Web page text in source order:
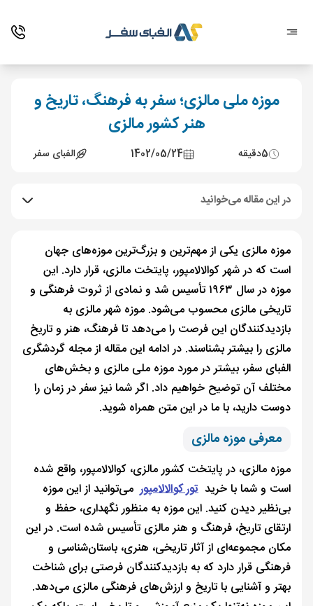
موزه ملی مالزی؛ سفر به فرهنگ، تاریخ و
هنر کشور مالزی
5دقیقه 1402/05/24 الفبای سفر
در این مقاله می‌خوانید
موزه مالزی یکی از مهم‌ترین و بزرگ‌ترین موزه‌های جهان
است که در شهر کوالالامپور، پایتخت مالزی، قرار دارد. این
موزه در سال ۱۹۶۳ تأسیس شد و نمادی از ثروت فرهنگی و
تاریخی مالزی محسوب می‌شود. موزه شهر مالزی به
بازدیدکنندگان این فرصت را می‌دهد تا فرهنگ، هنر و تاریخ
مالزی را بیشتر بشناسند. در ادامه این مقاله از مجله گردشگری
الفبای سفر، بیشتر در مورد موزه ملی مالزی و بخش‌های
مختلف آن توضیح خواهیم داد. اگر شما نیز سفر در زمان را
دوست دارید، با ما در این متن همراه شوید.
معرفی موزه مالزی
موزه مالزی، در پایتخت کشور مالزی، کوالالامپور، واقع شده
است و شما با خرید تور کوالالامپور می‌توانید از این موزه
بی‌نظیر دیدن کنید. این موزه به منظور نگهداری، حفظ و
ارتقای تاریخ، فرهنگ و هنر مالزی تأسیس شده است. در این
مکان مجموعه‌ای از آثار تاریخی، هنری، باستان‌شناسی و
فرهنگی قرار دارد که به بازدیدکنندگان فرصتی برای شناخت
بهتر و آشنایی با تاریخ و ارزش‌های فرهنگی مالزی می‌دهد.